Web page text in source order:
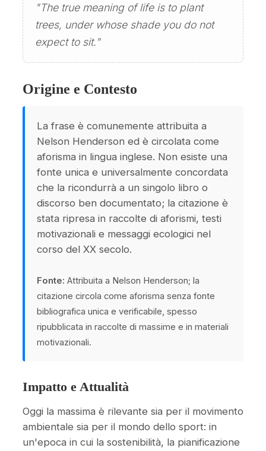
"The true meaning of life is to plant
trees, under whose shade you do not
expect to sit."
Origine e Contesto
La frase è comunemente attribuita a
Nelson Henderson ed è circolata come
aforisma in lingua inglese. Non esiste una
fonte unica e universalmente concordata
che la ricondurrà a un singolo libro o
discorso ben documentato; la citazione è
stata ripresa in raccolte di aforismi, testi
motivazionali e messaggi ecologici nel
corso del XX secolo.
Fonte: Attribuita a Nelson Henderson; la
citazione circola come aforisma senza fonte
bibliografica unica e verificabile, spesso
ripubblicata in raccolte di massime e in materiali
motivazionali.
Impatto e Attualità
Oggi la massima è rilevante sia per il movimento
ambientale sia per il mondo dello sport: in
un'epoca in cui la sostenibilità, la pianificazione